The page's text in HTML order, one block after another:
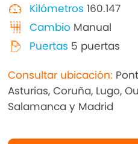
Kilómetros 160.147
Cambio Manual
Puertas 5 puertas
Consultar ubicación:
Asturias, Coruña, Lugo,
Salamanca y Madrid